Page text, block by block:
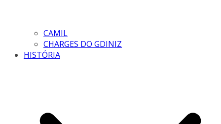
CAMIL
CHARGES DO GDINIZ
HISTÓRIA